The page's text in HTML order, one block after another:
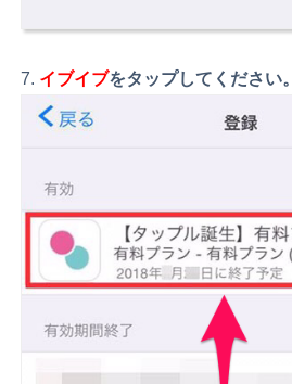
イブイブをタップしてください。